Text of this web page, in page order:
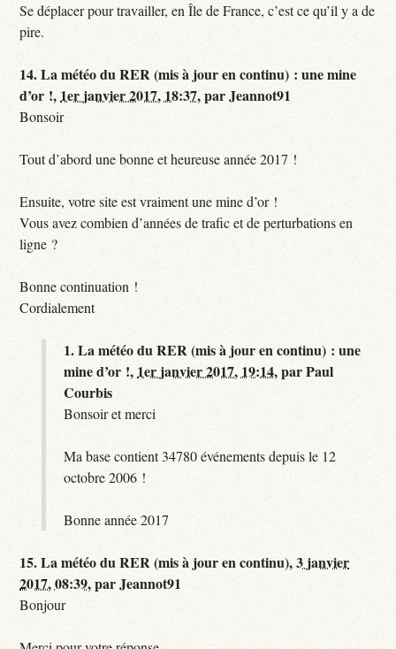
Se déplacer pour travailler, en Île de France, c’est ce qu’il y a de
pire.
14.La météo du RER (mis à jour en continu) : une mine
d’or !, 1er janvier 2017, 18:37,parJeannot91
Bonsoir
Tout d’abord une bonne et heureuse année 2017 !
Ensuite, votre site est vraiment une mine d’or !
Vous avez combien d’années de trafic et de perturbations en
ligne ?
Bonne continuation !
Cordialement
1.La météo du RER (mis à jour en continu) : une
mine d’or !, 1er janvier 2017, 19:14,parPaul
Courbis
Bonsoir et merci
Ma base contient 34780 événements depuis le 12
octobre 2006 !
Bonne année 2017
15.La météo du RER (mis à jour en continu),3 janvier
2017, 08:39,parJeannot91
Bonjour